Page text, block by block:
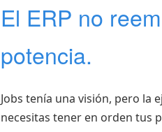
El ERP no
potencia.
Jobs tenía una visión, pero la
necesitas tener en orden tus